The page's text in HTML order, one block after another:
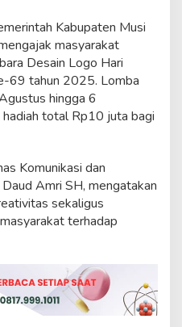
Kabupaten Musi
masyarakat
Desain Logo Hari
69 tahun 2025. Lomba
hingga 6
total Rp10 juta bagi
Komunikasi dan
Amri SH, mengatakan
sekaligus
terhadap